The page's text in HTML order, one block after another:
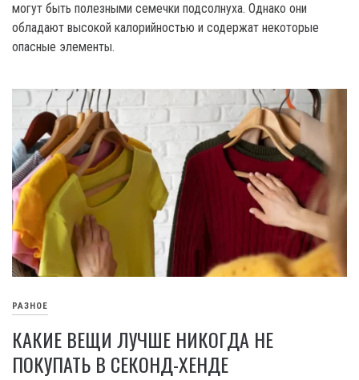
могут быть полезными семечки подсолнуха. Однако они
обладают высокой калорийностью и содержат некоторые
опасные элементы.
РАЗНОЕ
КАКИЕ ВЕЩИ ЛУЧШЕ НИКОГДА НЕ
ПОКУПАТЬ В СЕКОНД-ХЕНДЕ